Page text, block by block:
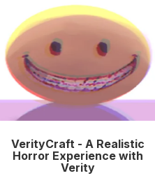
VerityCraft - A Realistic
Horror Experience with
Verity